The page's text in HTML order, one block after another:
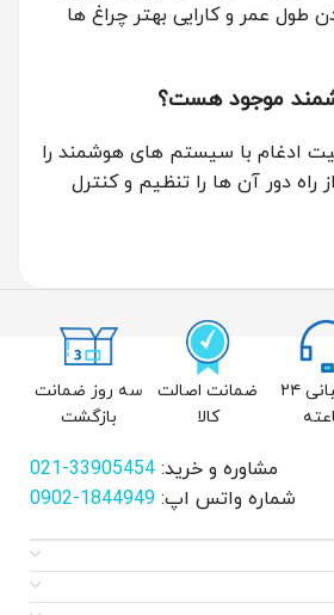
طول عمر و کارایی بهتر چراغ ها
موجود هست؟
ادغام با سیستم های هوشمند را
راه دور آن ها را تنظیم و کنترل
پشتیبانی ۲۴
ضمانت اصالت
کالا
سه روز ضمانت
بازگشت
مشاوره و خرید: 33905454-021
شماره واتس اپ:1844949-0902